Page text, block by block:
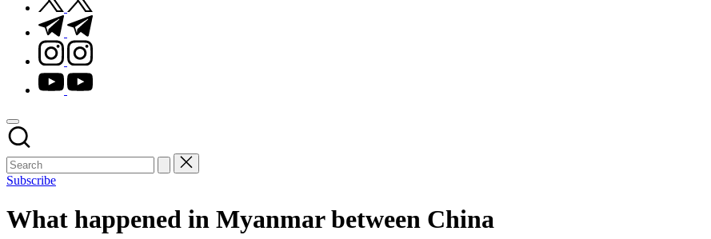
t.me
instagram.com
youtube.com
Subscribe
What happened in Myanmar between China